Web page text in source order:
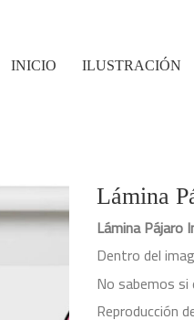
INICIO ILUSTRACIÓN
Lámina
Lámina Pájaro
Dentro del
No sabemos
Reproducción